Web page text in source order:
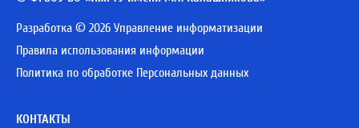
Разработка © 2026 Управление информатизации
Правила использования информации
Политика по обработке Персональных данных
КОНТАКТЫ